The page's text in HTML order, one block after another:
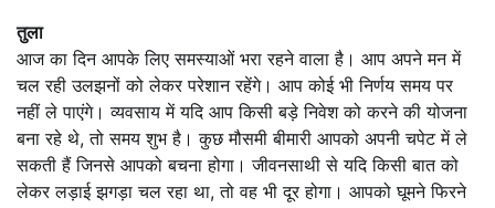
तुला
आज का दिन आपके लिए समस्याओं भरा रहने वाला है। आप अपने मन में
चल रही उलझनों को लेकर परेशान रहेंगे। आप कोई भी निर्णय समय पर
नहीं ले पाएंगे। व्यवसाय में यदि आप किसी बड़े निवेश को करने की योजना
बना रहे थे, तो समय शुभ है। कुछ मौसमी बीमारी आपको अपनी चपेट में ले
सकती हैं जिनसे आपको बचना होगा। जीवनसाथी से यदि किसी बात को
लेकर लड़ाई झगड़ा चल रहा था, तो वह भी दूर होगा। आपको घूमने फिरने